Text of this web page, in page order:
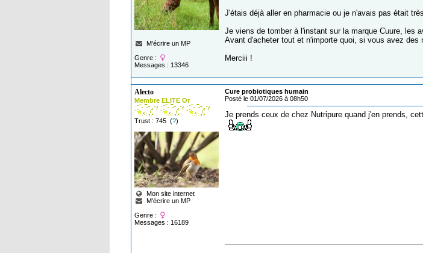
M'écrire un MP
Genre :
Messages : 13346
J'étais déjà aller en pharmacie ou je n'avais pas était
Je viens de tomber à l'instant sur la marque Cuure, les
Avant d'acheter tout et n'importe quoi, si vous avez
Merciii !
Alecto
Membre ELITE Or
Trust : 745 (?)
Mon site internet
M'écrire un MP
Genre :
Messages : 16189
Cure probiotiques humain
Posté le 01/07/2026 à 08h50
Je prends ceux de chez Nutripure quand j'en prends,